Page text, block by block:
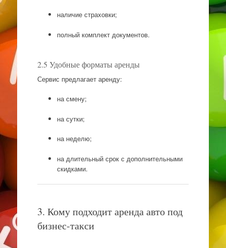
наличие страховки;
полный комплект документов.
2.5 Удобные форматы аренды
Сервис предлагает аренду:
на смену;
на сутки;
на неделю;
на длительный срок с дополнительными
скидками.
3. Кому подходит аренда авто под
бизнес-такси